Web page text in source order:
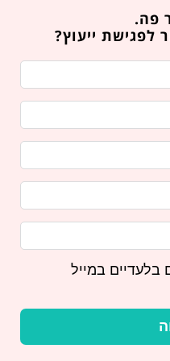
אליכם בהקדם.
אולהתקשר
השאלות שלכם!
פה.
לפגישת ייעוץ?
במייל